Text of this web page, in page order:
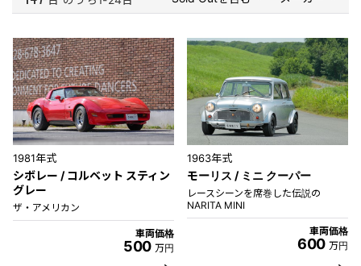
1981年式
シボレー / コルベット スティン
グレー
ザ・アメリカン
車両価格
500 万円
1963年式
モーリス / ミニ クーパー
レースシーンを席巻した伝説の
NARITA MINI
車両価格
600 万円